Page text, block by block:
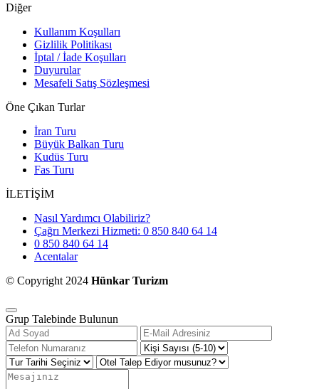
Diğer
Kullanım Koşulları
Gizlilik Politikası
İptal / İade Koşulları
Duyurular
Mesafeli Satış Sözleşmesi
Öne Çıkan Turlar
İran Turu
Büyük Balkan Turu
Kudüs Turu
Fas Turu
İLETİŞİM
Nasıl Yardımcı Olabiliriz?
Çağrı Merkezi Hizmeti: 0 850 840 64 14
0 850 840 64 14
Acentalar
© Copyright 2024 Hünkar Turizm
Grup Talebinde Bulunun